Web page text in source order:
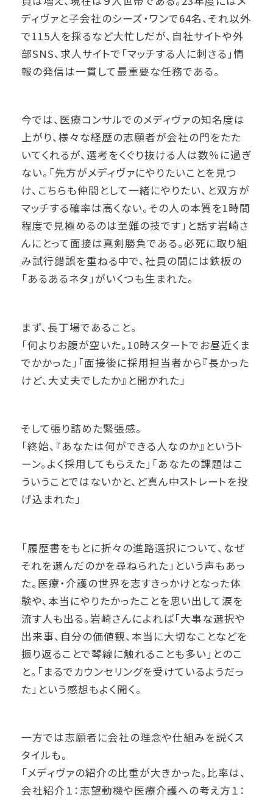
ディヴァと子会社のシーズ・ワンで64名、それ以外
で115人を採るなど大忙しだが、自社サイトや外
部SNS、求人サイトで「マッチする人に刺さる」情
報の発信は一貫して最重要な任務である。
今では、医療コンサルでのメディヴァの知名度は
上がり、様々な経歴の志願者が会社の門をたた
いてくれるが、選考をくぐり抜ける人は数％に過ぎ
ない。「先方がメディヴァにやりたいことを見つ
け、こちらも仲間として一緒にやりたい、と双方が
マッチする確率は高くない。その人の本質を1時間
程度で見極めるのは至難の技です」と話す岩崎さ
んにとって面接は真剣勝負である。必死に取り組
み試行錯誤を重ねる中で、社員の間には鉄板の
「あるあるネタ」がいくつも生まれた。
まず、長丁場であること。
「何よりお腹が空いた。10時スタートでお昼近くま
でかかった」「面接後に採用担当者から『長かった
けど、大丈夫でしたか』と聞かれた」
そして張り詰めた緊張感。
「終始、『あなたは何ができる人なのか』というト
ーン。よく採用してもらえた」「あなたの課題はこ
ういうことではないかと、ど真ん中ストレートを投
げ込まれた」
「履歴書をもとに折々の進路選択について、なぜ
それを選んだのかを尋ねられた」という声もあっ
た。医療・介護の世界を志すきっかけとなった体
験や、本当にやりたかったことを思い出して涙を
流す人も出る。岩崎さんによれば「大事な選択や
出来事、自分の価値観、本当に大切なことなどを
振り返ることで琴線に触れることも多い」とのこ
と。「まるでカウンセリングを受けているようだっ
た」という感想もよく聞く。
一方では志願者に会社の理念や仕組みを説くス
タイルも。
「メディヴァの紹介の比重が大きかった。比率は、
会社紹介１：志望動機や医療介護への考え方１：